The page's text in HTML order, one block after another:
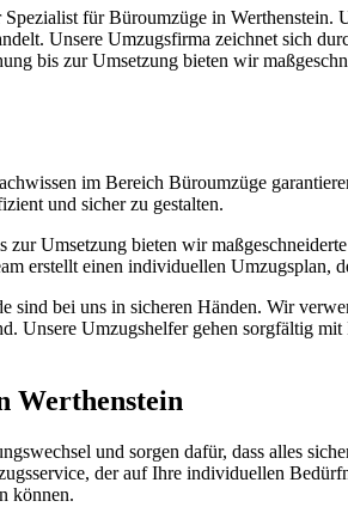
für Büroumzüge in Werthenstein.
Unsere Umzugsfirma zeichnet sich
bis zur Umsetzung bieten wir
im Bereich Büroumzüge
und sicher zu gestalten.
zur Umsetzung bieten wir
erstellt einen individuellen Umzugsplan,
sind bei uns in sicheren Händen. Wir
Unsere Umzugshelfer gehen sorgfältig
Werthenstein
und sorgen dafür, dass alles
der auf Ihre individuellen
können.